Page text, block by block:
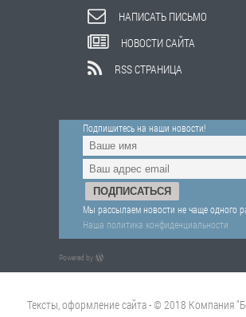
НАПИСАТЬ ПИСЬМО
НОВОСТИ САЙТА
RSS СТРАНИЦА
Подпишитесь на наши новости!
Мы рассылаем новости не чаще одного
Наша политика конфиденциальности
Powered by
Тексты, оформление сайта - © 2018 Компания